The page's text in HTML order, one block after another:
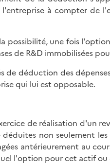
l'entreprise à compter de
possibilité, une fois
de R&D immobilisées
de déduction des
qui lui est opposable.
de réalisation d'un
non seulement
antérieurement au
l'option pour cet actif ou